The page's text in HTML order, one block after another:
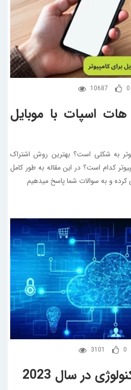
10687 0
اسپات با موبایل
به شکلی است؟ بهترین روش اشتراک
کدام است؟ در این مقاله به طور کامل
و به سوالات شما پاسخ میدهیم
3101 0
در سال 2023